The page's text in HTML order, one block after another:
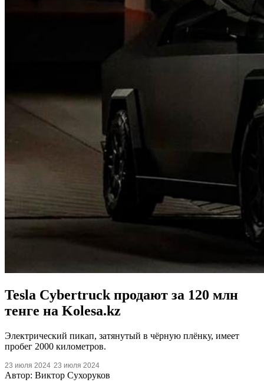
Tesla Cybertruck продают за 120 млн
тенге на Kolesa.kz
Электрический пикап, затянутый в чёрную плёнку, имеет
пробег 2000 километров.
23 июля 2024 23 июля 2024
Автор: Виктор Сухоруков